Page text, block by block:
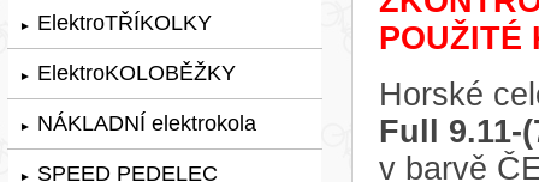
► ElektroTŘÍKOLKY
► ElektroKOLOBĚŽKY
► NÁKLADNÍ elektrokola
► SPEED PEDELEC
POUŽITÉ
Horské
Full 9.11-
v barvě